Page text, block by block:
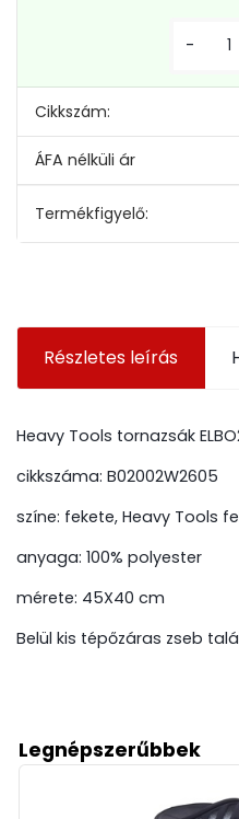
Cikkszám:
Termékfigyelő:
-
Részletes leírás
Heavy Tools tornazsák
cikkszáma: B02002W2605
színe: fekete, Heavy Tools
anyaga: 100% polyester
mérete: 45X40 cm
Belül kis tépőzáras zseb
Legnépszerűbbek